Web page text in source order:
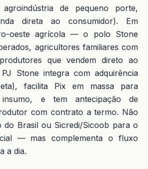
de pequeno porte,
direta ao consumidor). Em
oeste agrícola — o polo Stone
agricultores familiares com
que vendem direto ao
Stone integra com adquirência
facilita Pix em massa para
e tem antecipação de
com contrato a termo. Não
do Brasil ou Sicredi/Sicoob para o
— mas complementa o fluxo
a dia.